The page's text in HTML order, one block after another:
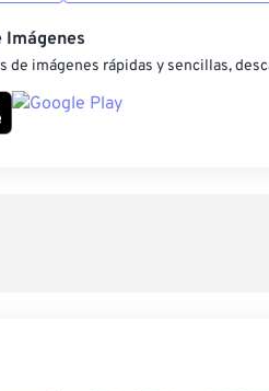
de imágenes rápidas y sencillas,